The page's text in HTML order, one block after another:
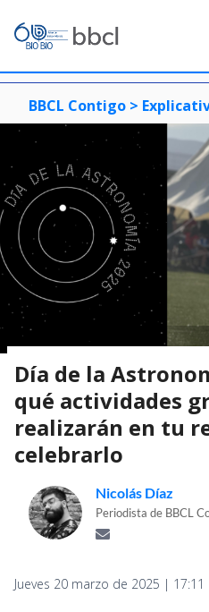
BBCL Contigo >
Día de la
qué actividades
realizarán en tu
celebrarlo
Nicolás Díaz
Periodista de BBCL
Jueves 20 marzo de 2025 | 17:11